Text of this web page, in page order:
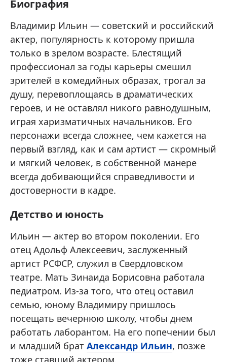
Биография
Владимир Ильин — советский и российский
актер, популярность к которому пришла
только в зрелом возрасте. Блестящий
профессионал за годы карьеры смешил
зрителей в комедийных образах, трогал за
душу, перевоплощаясь в драматических
героев, и не оставлял никого равнодушным,
играя харизматичных начальников. Его
персонажи всегда сложнее, чем кажется на
первый взгляд, как и сам артист — скромный
и мягкий человек, в собственной манере
всегда добивающийся справедливости и
достоверности в кадре.
Детство и юность
Ильин — актер во втором поколении. Его
отец Адольф Алексеевич, заслуженный
артист РСФСР, служил в Свердловском
театре. Мать Зинаида Борисовна работала
педиатром. Из-за того, что отец оставил
семью, юному Владимиру пришлось
посещать вечернюю школу, чтобы днем
работать лаборантом. На его попечении был
и младший брат Александр Ильин, позже
тоже ставший актером.